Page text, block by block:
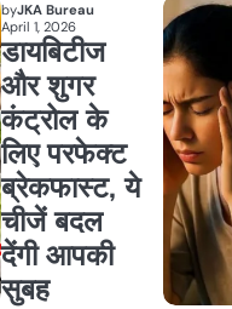
byJKA Bureau
April 1, 2026
डायबिटीज
और शुगर
कंट्रोल के
लिए परफेक्ट
ब्रेकफास्ट, ये
चीजें बदल
देंगी आपकी
सुबह